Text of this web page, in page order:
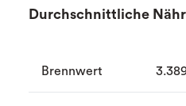
Durchschnittliche
Brennwert